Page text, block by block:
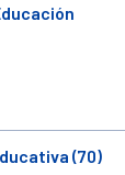
(70)